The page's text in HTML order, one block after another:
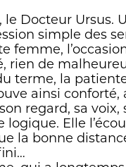
Docteur Ursus.
simple des
femme,
rien de
terme, la
ainsi conforté,
regard, sa voix,
Elle
la bonne